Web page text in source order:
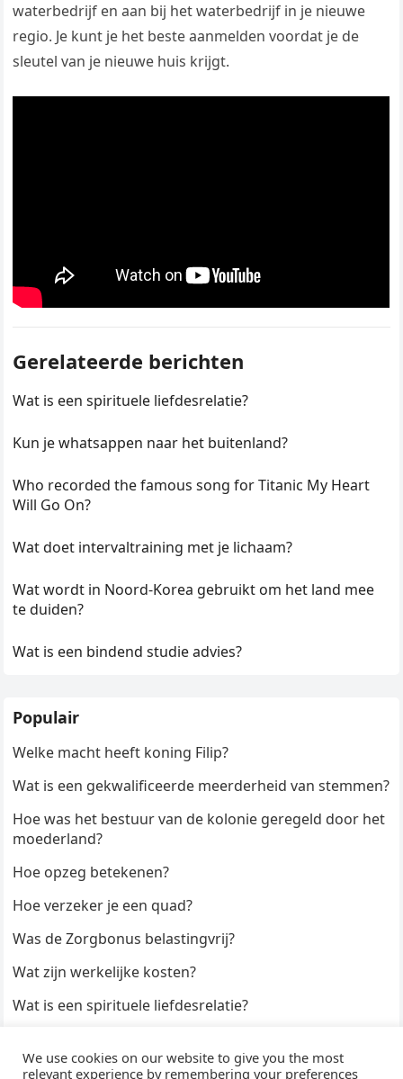
waterbedrijf en aan bij het waterbedrijf in je nieuwe
regio. Je kunt je het beste aanmelden voordat je de
sleutel van je nieuwe huis krijgt.
Gerelateerde berichten
Wat is een spirituele liefdesrelatie?
Kun je whatsappen naar het buitenland?
Who recorded the famous song for Titanic My Heart
Will Go On?
Wat doet intervaltraining met je lichaam?
Wat wordt in Noord-Korea gebruikt om het land mee
te duiden?
Wat is een bindend studie advies?
Populair
Welke macht heeft koning Filip?
Wat is een gekwalificeerde meerderheid van stemmen?
Hoe was het bestuur van de kolonie geregeld door het
moederland?
Hoe opzeg betekenen?
Hoe verzeker je een quad?
Was de Zorgbonus belastingvrij?
Wat zijn werkelijke kosten?
Wat is een spirituele liefdesrelatie?
Hoe duur zijn Keukendeurtjes?
We use cookies on our website to give you the most
relevant experience by remembering your preferences